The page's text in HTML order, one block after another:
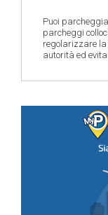
Puoi
parcheggi
regolarizzare
autorità ed